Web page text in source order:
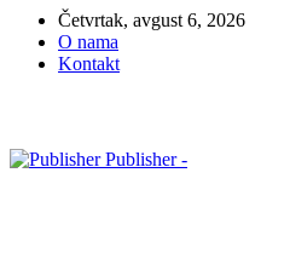
Četvrtak, avgust 6, 2026
O nama
Kontakt
Publisher -